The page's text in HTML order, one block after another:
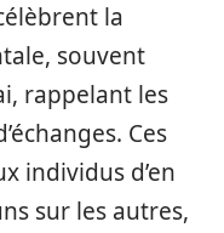
la
souvent
rappelant les
Ces
individus d’en
sur les autres,